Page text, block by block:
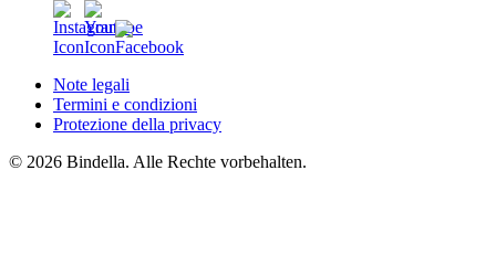
Note legali
Termini e condizioni
Protezione della privacy
© 2026 Bindella. Alle Rechte vorbehalten.